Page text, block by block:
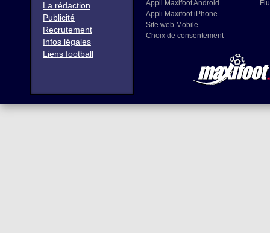
La rédaction
Publicité
Recrutement
Infos légales
Liens football
Appli Maxifoot Android
Appli Maxifoot iPhone
Site web Mobile
Choix de consentement